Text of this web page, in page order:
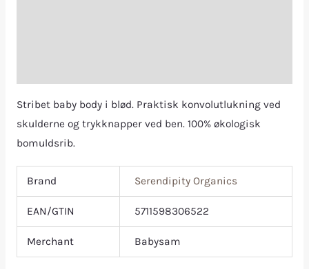
Stribet baby body i blød. Praktisk konvolutlukning ved
skulderne og trykknapper ved ben. 100% økologisk
bomuldsrib.
Brand Serendipity Organics
EAN/GTIN 5711598306522
Merchant Babysam